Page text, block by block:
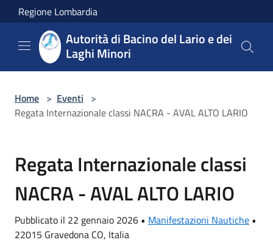
Salta al contenuto principale
Regione Lombardia
Autorità di Bacino del Lario e dei
Laghi Minori
Home > Eventi >
Regata Internazionale classi NACRA - AVAL ALTO LARIO
Regata Internazionale classi
NACRA - AVAL ALTO LARIO
Pubblicato il 22 gennaio 2026 • Manifestazioni Nautiche •
22015 Gravedona CO, Italia